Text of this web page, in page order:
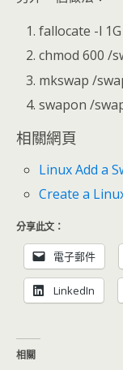
fallocate -l
chmod 600 /
mkswap /
swapon /
相關網頁
Linux Add a
Create a
分享此文：
電子郵件
LinkedIn
相關